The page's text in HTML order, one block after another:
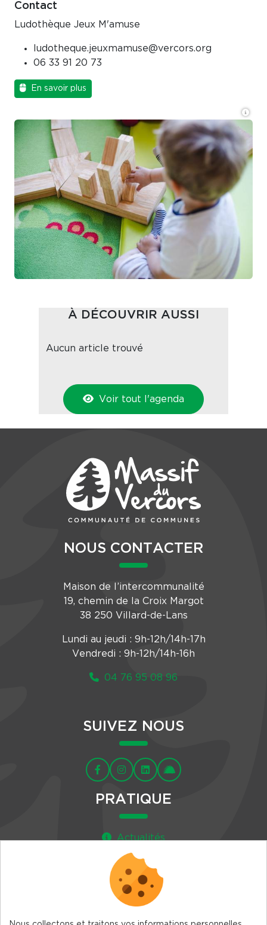
Contact
Ludothèque Jeux M'amuse
ludotheque.jeuxmamuse@vercors.org
06 33 91 20 73
En savoir plus
À DÉCOUVRIR AUSSI
Aucun article trouvé
Voir tout l'agenda
NOUS CONTACTER
Maison de l’intercommunalité
19, chemin de la Croix Margot
38 250 Villard-de-Lans
Lundi au jeudi : 9h-12h/14h-17h
Vendredi : 9h-12h/14h-16h
04 76 95 08 96
SUIVEZ NOUS
PRATIQUE
Actualités
Agenda
Newsletter